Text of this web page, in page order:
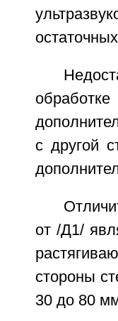
с другой
от /Д1/
стороны
30 до 80